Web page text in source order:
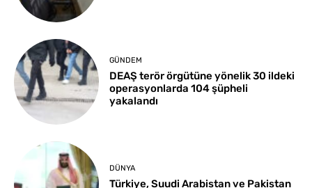
GÜNDEM
DEAŞ terör örgütüne yönelik 30 ildeki
operasyonlarda 104 şüpheli
yakalandı
DÜNYA
Türkiye, Suudi Arabistan ve Pakistan